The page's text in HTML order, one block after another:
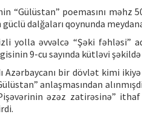
“Gülüstan” poemasını
güclü dalğaları qoynunda
yolla əvvəlcə “Şəki fəhləsi”
9-cu sayında kütləvi şəkildə
Azərbaycanı bir dövlət kimi
anlaşmasından
əzəz zatirəsinə”